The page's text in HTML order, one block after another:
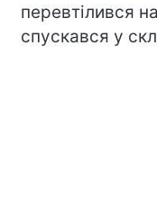
перевтілився
спускався у